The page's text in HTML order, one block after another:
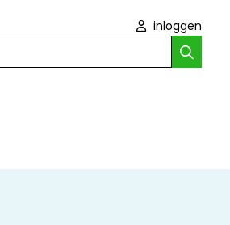
inloggen